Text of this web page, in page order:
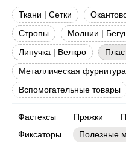
Ткани | Сетки
Стропы
Молнии |
Липучка | Велкро
Металлическая фурнитура
Вспомогательные товары
Фастексы Пряжки
Фиксаторы
Полезные